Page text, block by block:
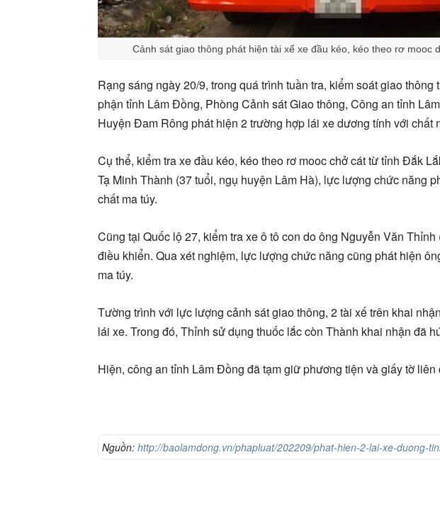
Cảnh sát giao thông phát hiện tài xế xe đầu kéo, kéo theo rơ mooc
Rạng sáng ngày 20/9, trong quá trình tuần tra, kiểm soát giao
phận tỉnh Lâm Đồng, Phòng Cảnh sát Giao thông, Công an tỉnh
Huyện Đam Rông phát hiện 2 trường hợp lái xe dương tính với chất
Cụ thể, kiểm tra xe đầu kéo, kéo theo rơ mooc chở cát từ tỉnh Đắk
Tạ Minh Thành (37 tuổi, ngụ huyện Lâm Hà), lực lượng chức năng
chất ma túy.
Cũng tại Quốc lộ 27, kiểm tra xe ô tô con do ông Nguyễn Văn
điều khiển. Qua xét nghiệm, lực lượng chức năng cũng phát hiện
ma túy.
Tường trình với lực lượng cảnh sát giao thông, 2 tài xế trên khai
lái xe. Trong đó, Thỉnh sử dụng thuốc lắc còn Thành khai nhận đã
Hiện, công an tỉnh Lâm Đồng đã tạm giữ phương tiện và giấy tờ
Nguồn: http://baolamdong.vn/phapluat/202209/phat-hien-2-lai-xe-duong-